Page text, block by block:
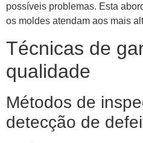
possíveis problemas. Esta
os moldes atendam aos mais
Técnicas de
qualidade
Métodos de
detecção de